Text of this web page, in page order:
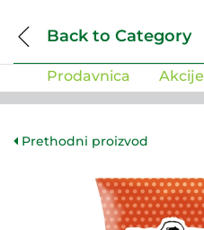
Back to Category
Prodavnica Akcije
Prethodni proizvod